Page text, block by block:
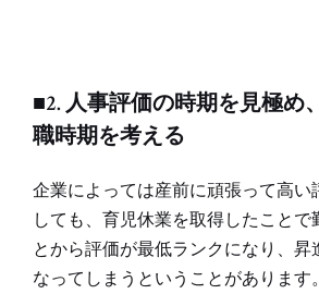
■2. 人事評価の時期を見極め
職時期を考える
企業によっては産前に頑張って高い
しても、育児休業を取得したことで
とから評価が最低ランクになり、昇
なってしまうということがあります